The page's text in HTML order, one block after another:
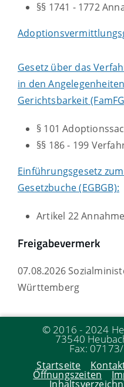
§§ 1741 - 1772
Gesetz über das
in den
Gerichtsbarkeit
§ 101
§§ 186 - 199
Einführungsgesetz
Gesetzbuche (EGBGB):
Artikel 22
Freigabevermerk
07.08.2026
Württemberg
© 2016 - 2024
73540
Fax:
Startseite
Öffnungszeiten